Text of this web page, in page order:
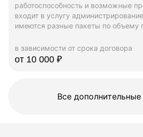
работоспособность и возможные
входит в услугу
имеются разные пакеты по объему
в зависимости от срока договора
от 10 000 ₽
Все дополнительные